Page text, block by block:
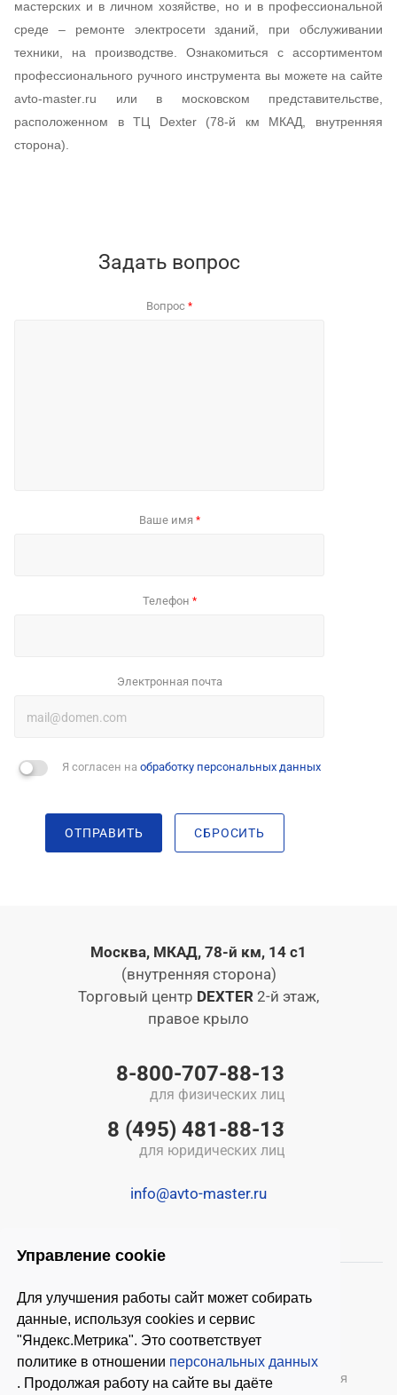
Управление cookie
Для улучшения работы сайт может собирать
данные, используя cookies и сервис
"Яндекс.Метрика". Это соответствует
политике в отношении персональных данных
. Продолжая работу на сайте вы даёте
мастерских и в личном хозяйстве, но и в профессиональной
среде – ремонте электросети зданий, при обслуживании
техники, на производстве. Ознакомиться с ассортиментом
профессионального ручного инструмента вы можете на сайте
avto-master.ru
или в московском представительстве,
расположенном в ТЦ Dexter(78-й км МКАД, внутренняя
сторона).
Задать вопрос
Вопрос *
Ваше имя *
Телефон *
Электронная почта
Я согласен на обработку персональных данных
ОТПРАВИТЬ СБРОСИТЬ
Москва, МКАД, 78-й км, 14 с1
(внутренняя сторона)
Торговый центр DEXTER 2-й этаж,
правое крыло
8-800-707-88-13
для физических лиц
8 (495) 481-88-13
для юридических лиц
info@avto-master.ru
© 2026 ООО «Автомастер» — оборудование для